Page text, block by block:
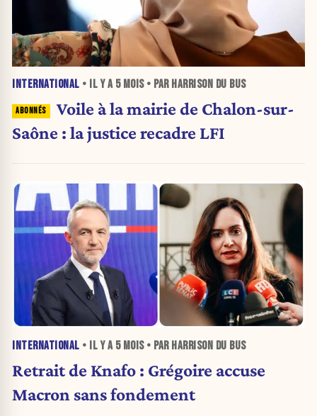
INTERNATIONAL • IL Y A 5 MOIS• PAR HARRISON DU BUS
Voile à la mairie de Chalon-sur-
Saône : la justice recadre LFI
INTERNATIONAL • IL Y A 5 MOIS• PAR HARRISON DU BUS
Retrait de Knafo : Grégoire accuse
Macron sans fondement